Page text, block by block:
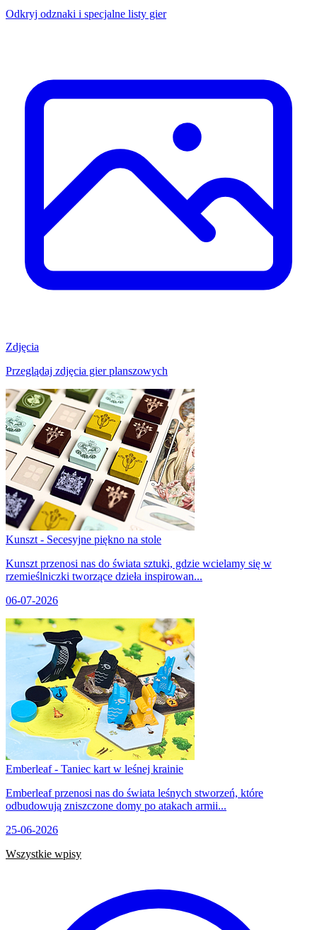
Odkryj odznaki i specjalne listy gier
Zdjęcia
Przeglądaj zdjęcia gier planszowych
Kunszt - Secesyjne piękno na stole
Kunszt przenosi nas do świata sztuki, gdzie wcielamy się w
rzemieślniczki tworzące dzieła inspirowan...
06-07-2026
Emberleaf - Taniec kart w leśnej krainie
Emberleaf przenosi nas do świata leśnych stworzeń, które
odbudowują zniszczone domy po atakach armii...
25-06-2026
Wszystkie wpisy